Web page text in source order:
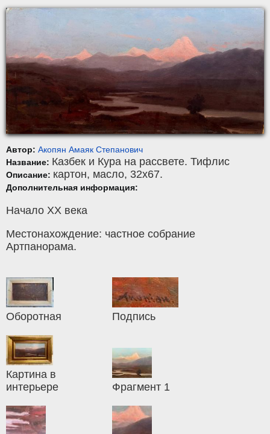
Автор: Акопян Амаяк Степанович
Название: Казбек и Кура на рассвете. Тифлис
Описание: картон, масло, 32x67.
Дополнительная информация:
Начало ХХ века
Местонахождение: частное собрание
Артпанорама.
Оборотная Подпись
Картина в
интерьере
Фрагмент 1